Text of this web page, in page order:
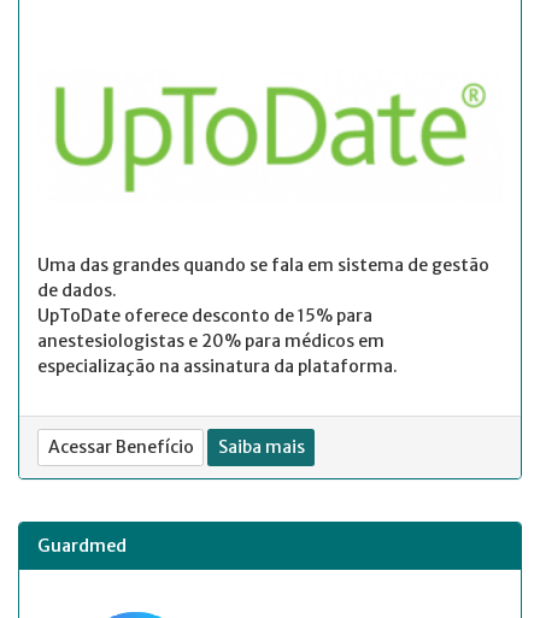
Uma das grandes quando se fala em sistema de gestão
de dados.
UpToDate oferece desconto de 15% para
anestesiologistas e 20% para médicos em
especialização na assinatura da plataforma.
Acessar Benefício Saiba mais
Guardmed